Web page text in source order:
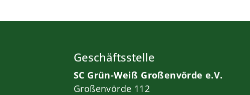
Geschäftsstelle
SC Grün-Weiß Großenvörde e.V.
Großenvörde 112